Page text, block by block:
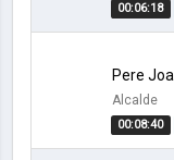
00:06:18
00:08:40
Pere
Alcalde